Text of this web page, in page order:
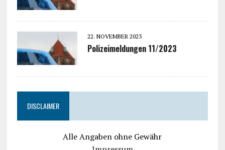
22. NOVEMBER 2023
Polizeimeldungen 11/2023
DISCLAIMER
Alle Angaben ohne Gewähr